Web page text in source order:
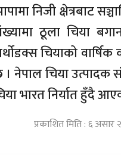
निजी क्षेत्रबाट
ठूला चिया
चियाको
नेपाल चिया उत्पादक
भारत निर्यात हुँदै
प्रकाशित मिति : ६